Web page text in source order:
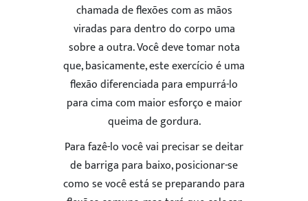
chamada de flexões com as mãos
viradas para dentro do corpo uma
sobre a outra. Você deve tomar nota
que, basicamente, este exercício é uma
flexão diferenciada para empurrá-lo
para cima com maior esforço e maior
queima de gordura.
Para fazê-lo você vai precisar se deitar
de barriga para baixo, posicionar-se
como se você está se preparando para